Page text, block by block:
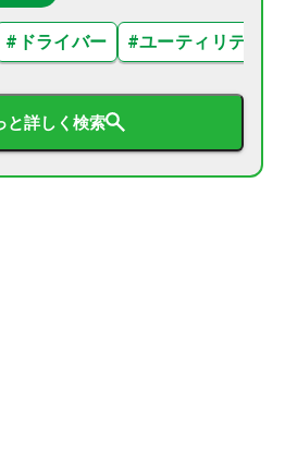
# ドライバー #ユーティリティ
と詳しく検索